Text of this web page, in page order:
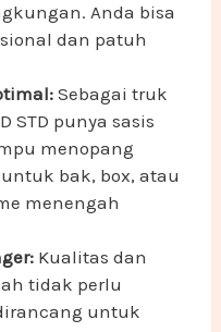
Anda bisa
dan patuh
Sebagai truk
STD punya sasis
menopang
bak, box, atau
menengah
Kualitas dan
tidak perlu
untuk